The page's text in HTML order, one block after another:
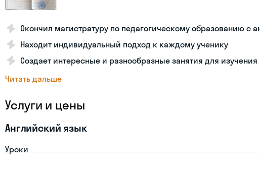
Окончил магистратуру по педагогическому образованию с
Находит индивидуальный подход к каждому ученику
Создает интересные и разнообразные занятия для изучения
Читать дальше
Услуги и цены
Английский язык
Уроки